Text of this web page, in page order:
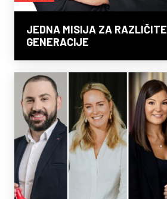
JEDNA MISIJA ZA RAZLIČITE
GENERACIJE